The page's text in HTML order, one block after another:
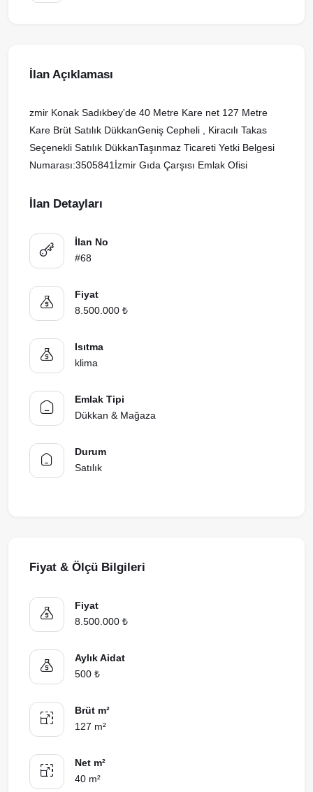
İlan Açıklaması
zmir Konak Sadıkbey'de 40 Metre Kare net 127 Metre
Kare Brüt Satılık DükkanGeniş Cepheli , Kiracılı Takas
Seçenekli Satılık DükkanTaşınmaz Ticareti Yetki Belgesi
Numarası:3505841İzmir Gıda Çarşısı Emlak Ofisi
İlan Detayları
İlan No
#68
Fiyat
8.500.000 ₺
Isıtma
klima
Emlak Tipi
Dükkan & Mağaza
Durum
Satılık
Fiyat & Ölçü Bilgileri
Fiyat
8.500.000 ₺
Aylık Aidat
500 ₺
Brüt m²
127 m²
Net m²
40 m²